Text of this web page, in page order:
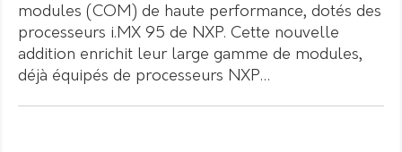
modules (COM) de haute performance, dotés des
processeurs i.MX 95 de NXP. Cette nouvelle
addition enrichit leur large gamme de modules,
déjà équipés de processeurs NXP…